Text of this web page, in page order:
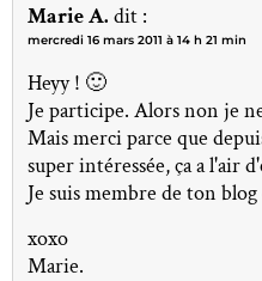
Marie A. dit :
mercredi 16 mars 2011 à 14 h 21 min
Heyy ! 🙂
Je participe. Alors non je
Mais merci parce que
super intéressée, ça a l'air
Je suis membre de ton
xoxo
Marie.